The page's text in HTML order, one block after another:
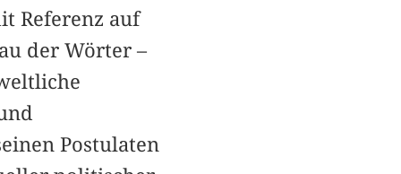
Referenz auf
der Wörter –
Postulaten